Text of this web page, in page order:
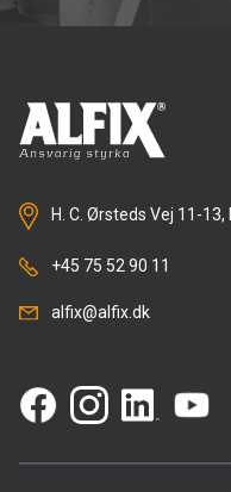
H. C. Ørsteds Vej 11-
+45 75 52 90 11
alfix@alfix.dk